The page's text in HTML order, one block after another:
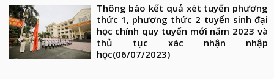
Thông báo kết quả xét tuyển phương
thức 1, phương thức 2 tuyển sinh đại
học chính quy tuyển mới năm 2023 và
thủ tục xác nhận nhập
học(06/07/2023)